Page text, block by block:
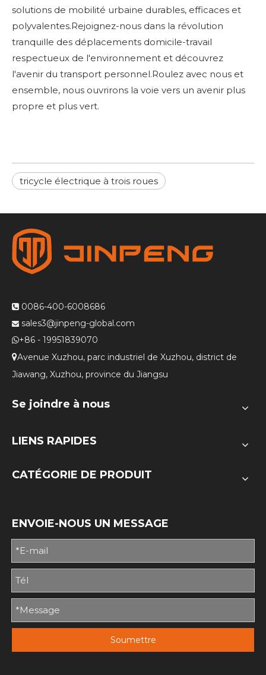
solutions de mobilité urbaine durables, efficaces et
polyvalentes.Rejoignez-nous dans la révolution
tranquille des déplacements domicile-travail
respectueux de l'environnement et découvrez
l'avenir du transport personnel.Roulez avec nous et
ensemble, nous ouvrirons la voie vers un avenir plus
propre et plus vert.
tricycle électrique à trois roues
 0086-400-6008686
 sales3@jinpeng-global.com
+86 - 19951839070
Avenue Xuzhou, parc industriel de Xuzhou, district de
Jiawang, Xuzhou, province du Jiangsu
Se joindre à nous
LIENS RAPIDES
CATÉGORIE DE PRODUIT
ENVOIE-NOUS UN MESSAGE
Soumettre